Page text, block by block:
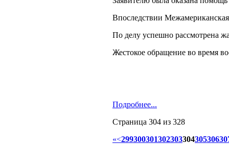
Впоследствии
По делу успешно рассмотрена
Жестокое обращение во время
Подробнее...
Страница 304 из 328
«<299300301302303304305306